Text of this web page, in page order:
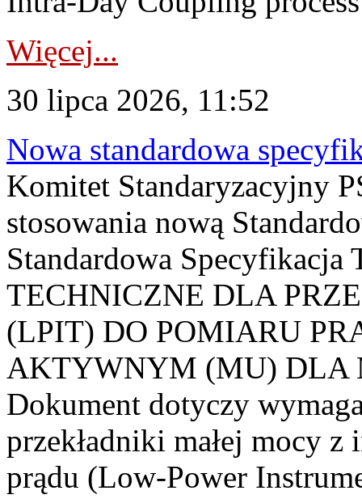
Więcej...
30 lipca 2026, 11:52
Nowa standardowa
Komitet Standaryzacyjny
stosowania nową
Standardowa
TECHNICZNE DLA
(LPIT) DO POMIARU
AKTYWNYM (MU) DLA
Dokument dotyczy
przekładniki małej mocy
prądu (Low-Power